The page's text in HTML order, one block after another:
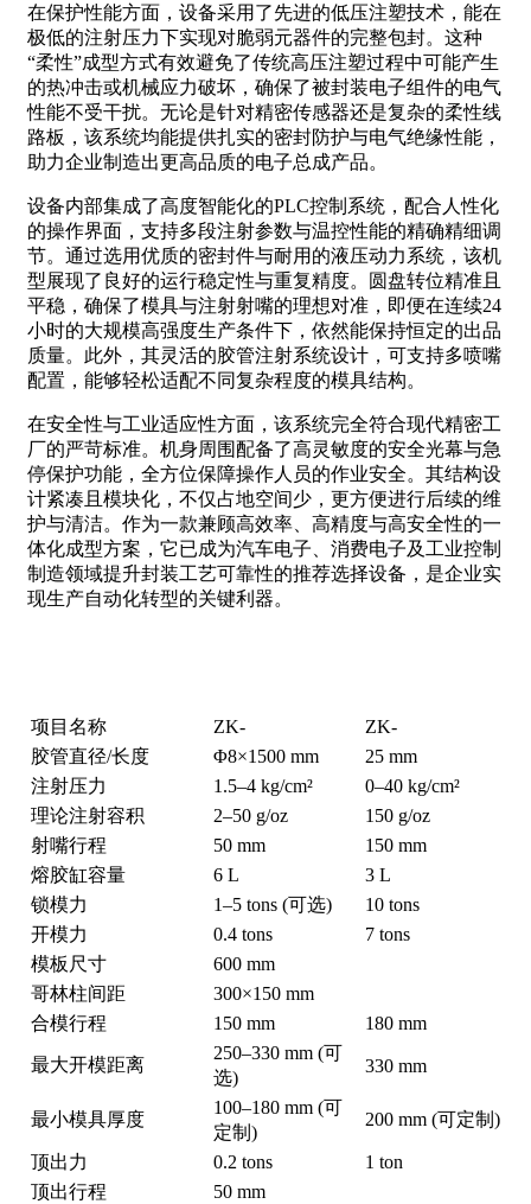
在保护性能方面，设备采用了先进的低压注塑技术，能在
极低的注射压力下实现对脆弱元器件的完整包封。这种
“柔性”成型方式有效避免了传统高压注塑过程中可能产生
的热冲击或机械应力破坏，确保了被封装电子组件的电气
性能不受干扰。无论是针对精密传感器还是复杂的柔性线
路板，该系统均能提供扎实的密封防护与电气绝缘性能，
助力企业制造出更高品质的电子总成产品。
设备内部集成了高度智能化的PLC控制系统，配合人性化
的操作界面，支持多段注射参数与温控性能的精确精细调
节。通过选用优质的密封件与耐用的液压动力系统，该机
型展现了良好的运行稳定性与重复精度。圆盘转位精准且
平稳，确保了模具与注射射嘴的理想对准，即便在连续24
小时的大规模高强度生产条件下，依然能保持恒定的出品
质量。此外，其灵活的胶管注射系统设计，可支持多喷嘴
配置，能够轻松适配不同复杂程度的模具结构。
在安全性与工业适应性方面，该系统完全符合现代精密工
厂的严苛标准。机身周围配备了高灵敏度的安全光幕与急
停保护功能，全方位保障操作人员的作业安全。其结构设
计紧凑且模块化，不仅占地空间少，更方便进行后续的维
护与清洁。作为一款兼顾高效率、高精度与高安全性的一
体化成型方案，它已成为汽车电子、消费电子及工业控制
制造领域提升封装工艺可靠性的推荐选择设备，是企业实
现生产自动化转型的关键利器。
项目名称 ZK-
ZK-
胶管直径/长度
Φ8×1500 mm
25 mm
注射压力
1.5–4 kg/cm²
0–40 kg/cm²
理论注射容积
2–50 g/oz
150 g/oz
射嘴行程
50 mm
150 mm
熔胶缸容量
6 L
3 L
锁模力
1–5 tons (可选)
10 tons
开模力
0.4 tons
7 tons
模板尺寸
600 mm
哥林柱间距
300×150 mm
合模行程
150 mm 180 mm
最大开模距离
250–330 mm (可
选)
330 mm
最小模具厚度
100–180 mm (可
定制)
200 mm (可定制)
顶出力 0.2 tons
1 ton
顶出行程
50 mm